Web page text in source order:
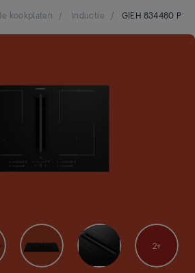
kookplaten / Inductie / GIEH 834480 P
2